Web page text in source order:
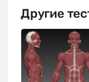
Другие